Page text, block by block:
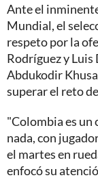
Ante el
Mundial, el
respeto por la
Rodríguez y Luis
Abdukodir
superar el reto
"Colombia es
nada, con
el martes en
enfocó su